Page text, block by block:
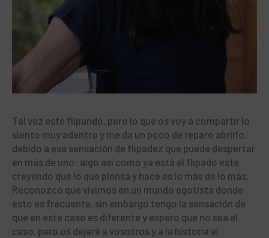
Tal vez esté flipando, pero lo que os voy a compartir lo
siento muy adentro y me da un poco de reparo abrirlo,
debido a esa sensación de flipadez que puede despertar
en más de uno: algo así como ya está el flipado éste
creyendo que lo que piensa y hace es lo más de lo más.
Reconozco que vivimos en un mundo egotista donde
esto es frecuente, sin embargo tengo la sensación de
que en este caso es diferente y espero que no sea el
caso, pero os dejaré a vosotros y a la historia el